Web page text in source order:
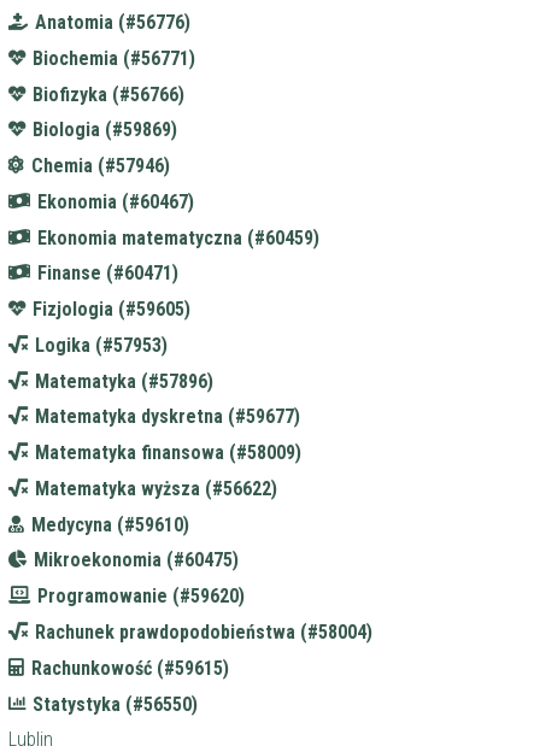
Anatomia (#56776)
Biochemia (#56771)
Biofizyka (#56766)
Biologia (#59869)
Chemia (#57946)
Ekonomia (#60467)
Ekonomia matematyczna (#60459)
Finanse (#60471)
Fizjologia (#59605)
Logika (#57953)
Matematyka (#57896)
Matematyka dyskretna (#59677)
Matematyka finansowa (#58009)
Matematyka wyższa (#56622)
Medycyna (#59610)
Mikroekonomia (#60475)
Programowanie (#59620)
Rachunek prawdopodobieństwa (#58004)
Rachunkowość (#59615)
Statystyka (#56550)
Lublin